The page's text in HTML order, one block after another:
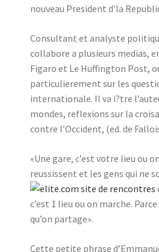
nouveau President d’la
Consultant et analyste
collabore a plusieurs medias,
Figaro et Le Huffington Post,
particulierement sur les
internationale. Il va i?tre
mondes, reflexions sur la
contre l’Occident, (ed. de
«Une gare, c’est votre lieu ou
reussissent et les gens qui ne
c’est 1 lieu ou on marche.
qu’on partage».
Cette petite phrase